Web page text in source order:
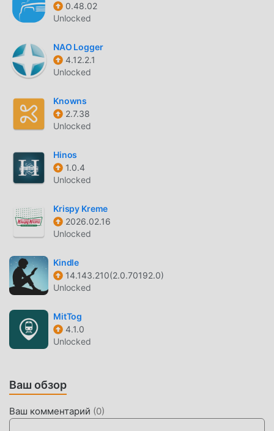
УНИКАЛЬНЫЙ МОД
114.0.0 совершенно бесплатно, но также прикрепляет
версию мода, предоставляя вам бесплатные функции
Free, вы можете испытать 美歴 самого высокого уровня
того, все моды были проверены moddroid вручную, это
на 100% бесплатно и доступно. Теперь вам нужно
только загрузить moddroid в клиент, вы можете
загрузить и установить версию мода Free 美歴 114.0.0
одним щелчком мыши, а затем наслаждаться
удобством, обеспечиваемым 美歴!
СКАЧАТЬ СЕЙЧАС
Просто нажмите кнопку загрузки, чтобы установить
бесплатную версию мода 美歴 114.0.0 в установочном
пакете moddroid одним щелчком мыши, и есть другие
бесплатные популярные приложения для модов,
прямо сейчас!
0.48.02
Unlocked
NAO Logger
4.12.2.1
Unlocked
Knowns
2.7.38
Unlocked
Hinos
1.0.4
Unlocked
Krispy Kreme
2026.02.16
Unlocked
Kindle
14.143.210(2.0.70192.0)
Unlocked
MitTog
4.1.0
Unlocked
Ваш обзор
Ваш комментарий (0)